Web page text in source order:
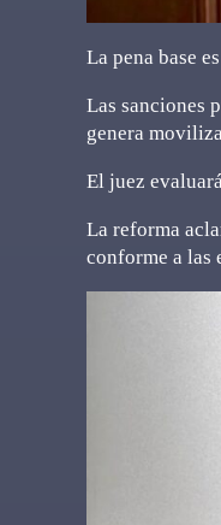
La pena base
Las sanciones
genera
El juez
La reforma
conforme a las